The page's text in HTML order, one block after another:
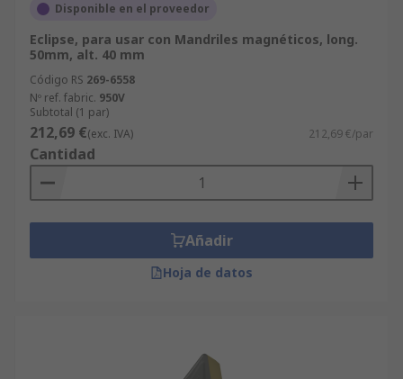
Disponible en el proveedor
Eclipse, para usar con Mandriles magnéticos, long.
50mm, alt. 40 mm
Código RS 269-6558
Nº ref. fabric. 950V
Subtotal (1 par)
212,69 €(exc. IVA) 212,69 €/par
Cantidad
Añadir
Hoja de datos